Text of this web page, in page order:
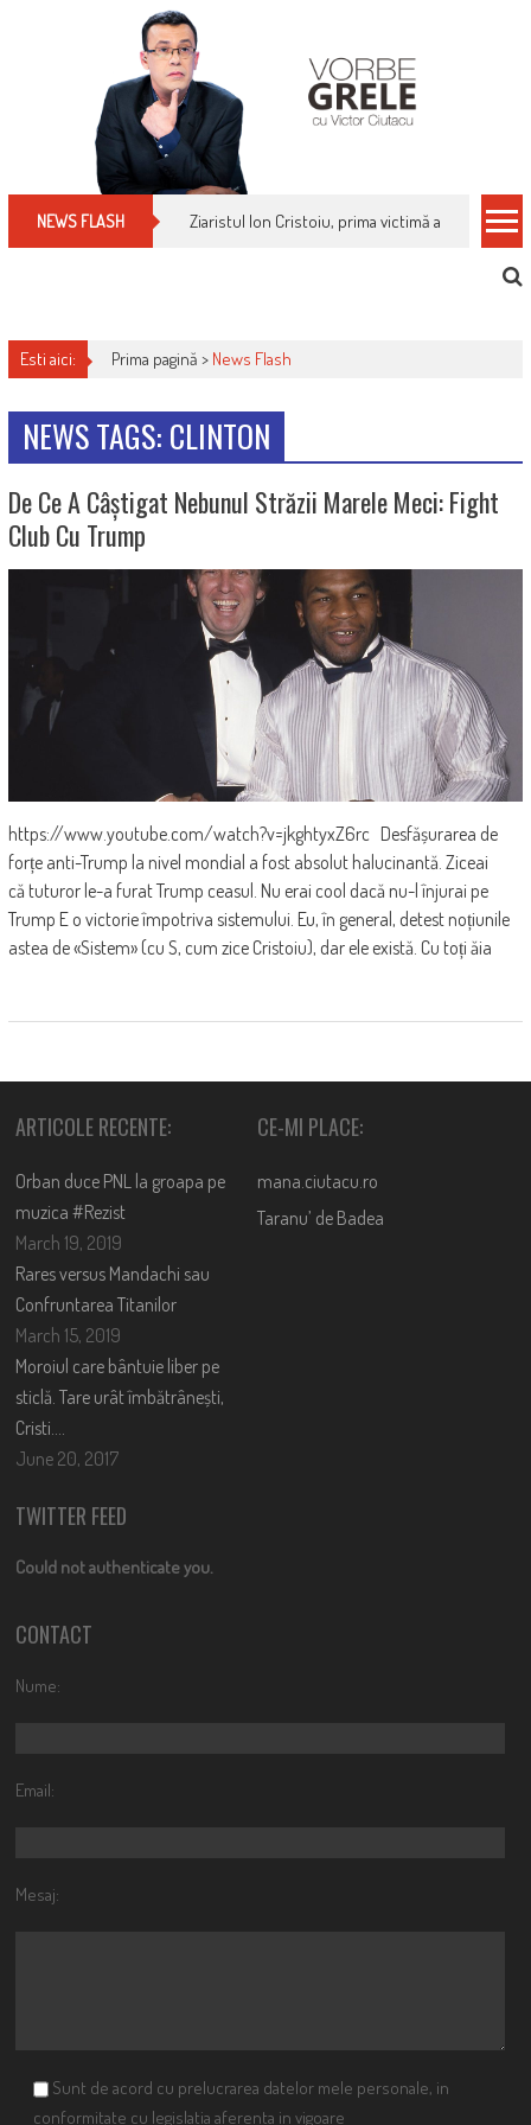
NEWS FLASH Ziaristul Ion Cristoiu, prima victimă a noi
Esti aici: Prima pagină > News Flash
NEWS TAGS: CLINTON
De Ce A Câștigat Nebunul Străzii Marele Meci: Fight
Club Cu Trump
https://www.youtube.com/watch?v=jkghtyxZ6rc Desfășurarea de
forțe anti-Trump la nivel mondial a fost absolut halucinantă. Ziceai
că tuturor le-a furat Trump ceasul. Nu erai cool dacă nu-l înjurai pe
Trump E o victorie împotriva sistemului. Eu, în general, detest noțiunile
astea de «Sistem» (cu S, cum zice Cristoiu), dar ele există. Cu toți ăia
ARTICOLE RECENTE:
Orban duce PNL la groapa pe
muzica #Rezist
March 19, 2019
Rares versus Mandachi sau
Confruntarea Titanilor
March 15, 2019
Moroiul care bântuie liber pe
sticlă. Tare urât îmbătrânești,
Cristi….
June 20, 2017
CE-MI PLACE:
mana.ciutacu.ro
Taranu’ de Badea
TWITTER FEED
Could not authenticate you.
CONTACT
Nume:
Email:
Mesaj:
Sunt de acord cu prelucrarea datelor mele personale, in
conformitate cu legislatia aferenta in vigoare